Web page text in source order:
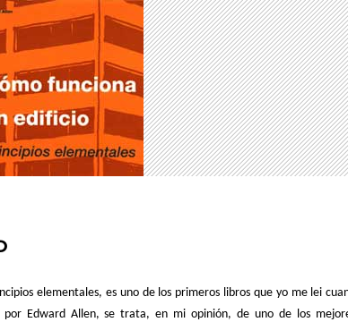
elementales, es uno de los primeros libros que yo me lei
por Edward Allen, se trata, en mi opinión, de uno de los